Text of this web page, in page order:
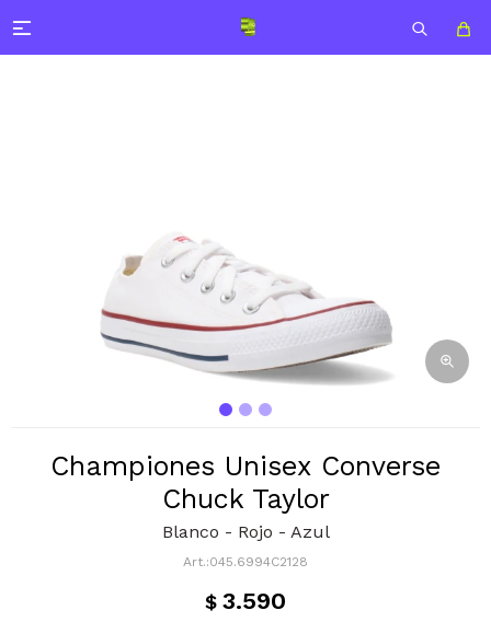

Championes Unisex Converse
Chuck Taylor
Blanco - Rojo - Azul
045.6994C2128
$ 3.590